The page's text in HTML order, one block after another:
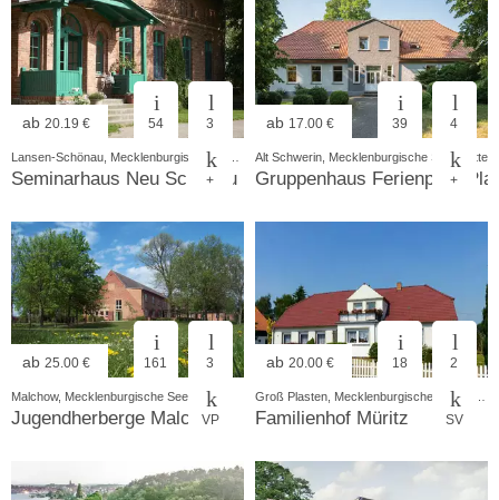
ab 20.19 € 54 3
+
Seminarhaus Neu Schönau
ab 17.00 € 39 4
+
Alt Schwerin, Mecklenburgische Seenplatte
Gruppenhaus Ferienpark
ab 25.00 € 161 3
VP
Malchow, Mecklenburgische Seenplatte
Jugendherberge Malchow
ab 20.00 € 18 2
SV
Familienhof Müritz